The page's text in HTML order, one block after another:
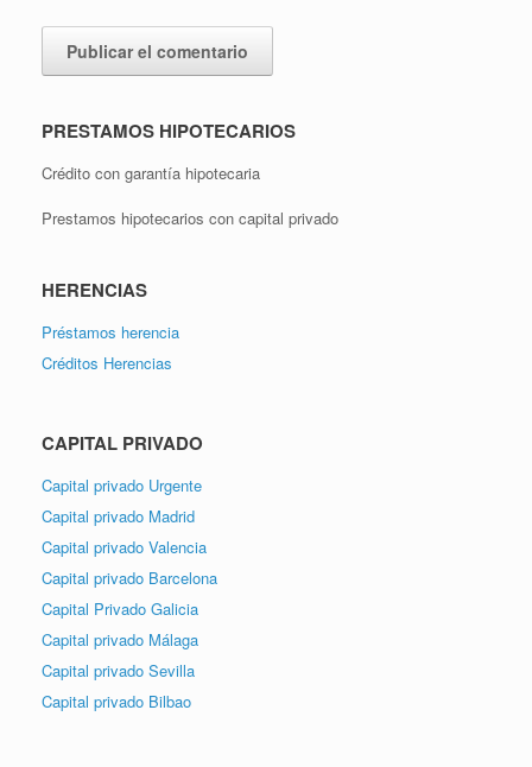
PRESTAMOS HIPOTECARIOS
Crédito con garantía hipotecaria
Prestamos hipotecarios con capital privado
HERENCIAS
Préstamos herencia
Créditos Herencias
CAPITAL PRIVADO
Capital privado Urgente
Capital privado Madrid
Capital privado Valencia
Capital privado Barcelona
Capital Privado Galicia
Capital privado Málaga
Capital privado Sevilla
Capital privado Bilbao